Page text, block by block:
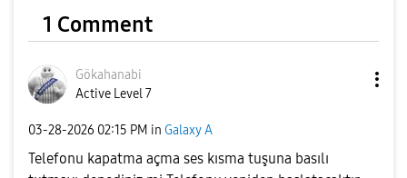
1 Comment
Gökahanabi
Active Level 7
‎03-28-2026 02:15 PM in Galaxy A
Telefonu kapatma açma ses kısma tuşuna basılı